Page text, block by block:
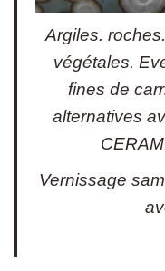
Argiles.
végétales.
fines de
alternatives
Vernissage